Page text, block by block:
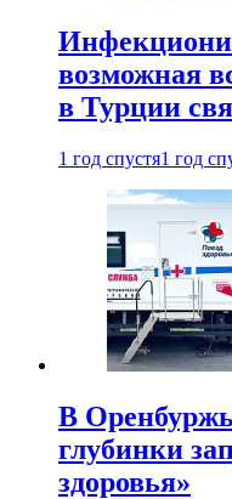
возможная
в Турции
1 год спустя1 год
В
глубинки
здоровья»